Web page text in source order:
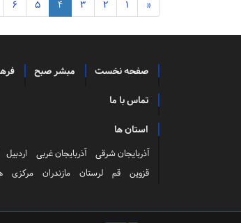
«
1
2
3
4
5
6
صفحه نخست مبشر صبح
تماس با ما
استان ها
آذربایجان شرقی آذربایجان غربی اردبیل
قزوین
قم لرستان مازندران مرکزی